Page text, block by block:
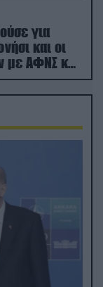
για
και οι
με ΑΦΝΣ και